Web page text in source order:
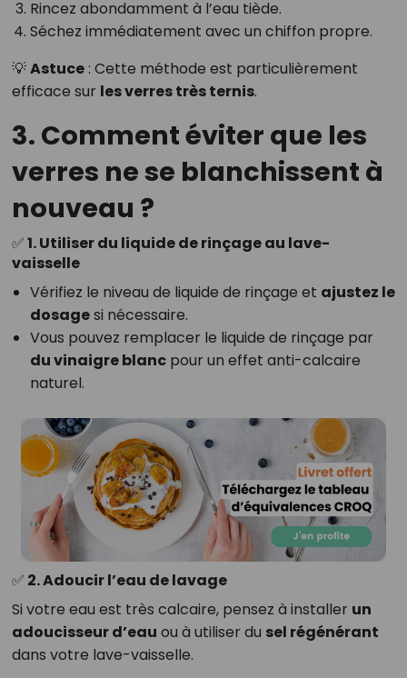
Rincez abondamment à l’eau tiède.
Séchez immédiatement avec un chiffon propre.
💡Astuce: Cette méthode est particulièrement
efficace sur les verres très ternis.
3. Comment éviter que les
verres ne se blanchissent à
nouveau ?
✅ 1. Utiliser du liquide de rinçage au lave-
vaisselle
Vérifiez le niveau de liquide de rinçage et ajustez le
dosagesi nécessaire.
Vous pouvez remplacer le liquide de rinçage par
du vinaigre blancpour un effet anti-calcaire
naturel.
✅ 2. Adoucir l’eau de lavage
Si votre eau est très calcaire, pensez à installer un
adoucisseur d’eau ou à utiliser du sel régénérant
dans votre lave-vaisselle.